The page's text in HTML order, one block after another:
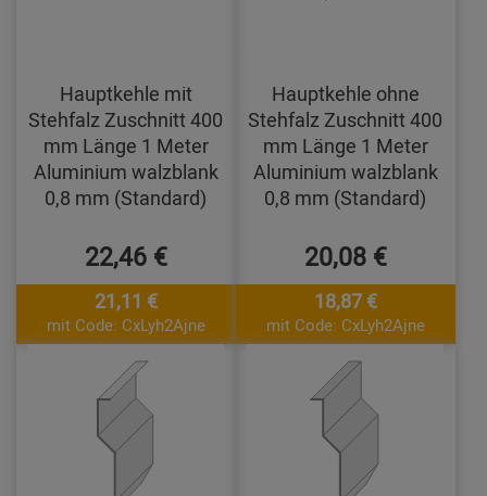
Hauptkehle mit
Stehfalz Zuschnitt 400
mm Länge 1 Meter
Aluminium walzblank
0,8 mm (Standard)
22,46 €
21,11 €
mit Code: CxLyh2Ajne
Hauptkehle ohne
Stehfalz Zuschnitt 400
mm Länge 1 Meter
Aluminium walzblank
0,8 mm (Standard)
20,08 €
18,87 €
mit Code: CxLyh2Ajne